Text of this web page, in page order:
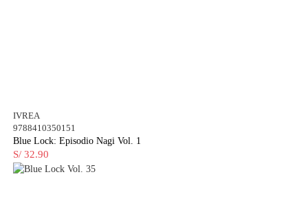
IVREA
9788410350151
Blue Lock: Episodio Nagi Vol. 1
S/ 32.90